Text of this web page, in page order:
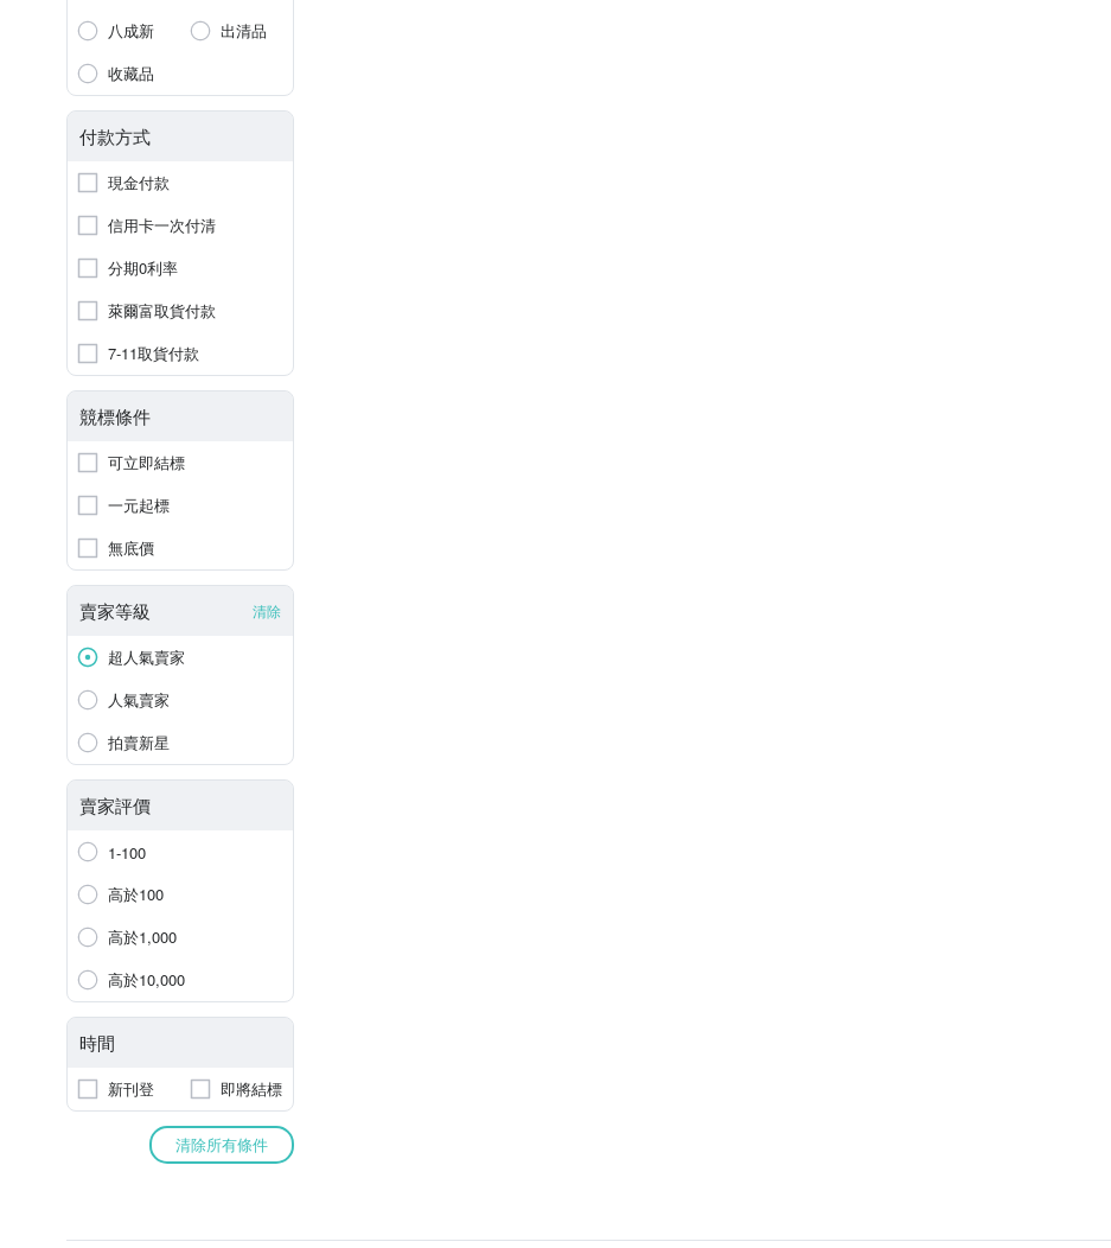
八成新
出清品
收藏品
付款方式
現金付款
信用卡一次付清
分期0利率
萊爾富取貨付款
7-11取貨付款
競標條件
可立即結標
一元起標
無底價
賣家等級 清除
超人氣賣家
人氣賣家
拍賣新星
賣家評價
1-100
高於100
高於1,000
高於10,000
時間
新刊登 即將結標
清除所有條件